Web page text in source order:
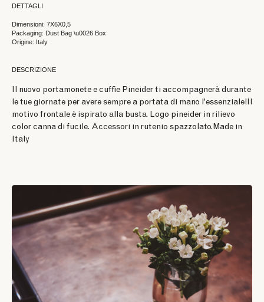
DETTAGLI
Dimensioni: 7X6X0,5
Packaging: Dust Bag \u0026 Box
Origine: Italy
DESCRIZIONE
Il nuovo portamonete e cuffie Pineider ti accompagnerà durante
le tue giornate per avere sempre a portata di mano l'essenziale!Il
motivo frontale è ispirato alla busta. Logo pineider in rilievo
color canna di fucile. Accessori in rutenio spazzolato.Made in
Italy